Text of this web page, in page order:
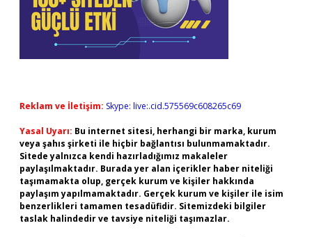
Reklam ve İletişim: Skype: live:.cid.575569c608265c69
Yasal Uyarı: Bu internet sitesi, herhangi bir marka, kurum
veya şahıs şirketi ile hiçbir bağlantısı bulunmamaktadır.
Sitede yalnızca kendi hazırladığımız makaleler
paylaşılmaktadır. Burada yer alan içerikler haber niteliği
taşımamakta olup, gerçek kurum ve kişiler hakkında
paylaşım yapılmamaktadır. Gerçek kurum ve kişiler ile isim
benzerlikleri tamamen tesadüfidir. Sitemizdeki bilgiler
taslak halindedir ve tavsiye niteliği taşımazlar.